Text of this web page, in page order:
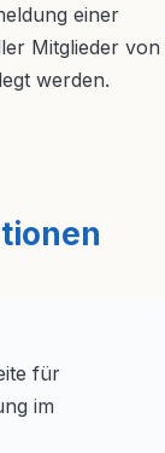
einer
Mitglieder von
werden.
für
im